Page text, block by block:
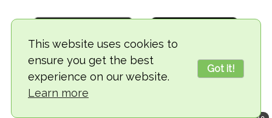
This website uses cookies to
ensure you get the best
experience on our website.
Learn more
Got it!
© 2018-2026 TheVegCat